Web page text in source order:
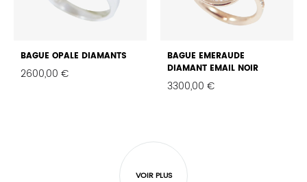
BAGUE OPALE DIAMANTS
2600,00 €
BAGUE EMERAUDE
DIAMANT EMAIL NOIR
3300,00 €
VOIR PLUS